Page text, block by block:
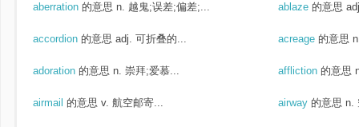
aberration 的意思 n. 越鬼;误差;偏差;... ablaze 的意思
accordion 的意思 adj. 可折叠的... acreage 的意思
adoration 的意思 n. 崇拜;爱慕... affliction 的意思
airmail 的意思 v. 航空邮寄... airway 的意思 n.